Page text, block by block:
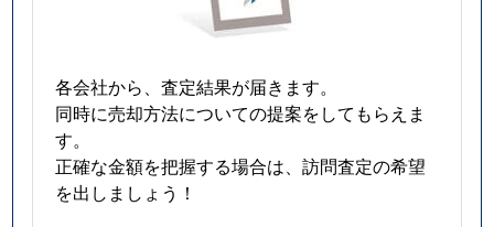
各会社から、査定結果が届きます。
同時に売却方法についての提案をしてもらえま
す。
正確な金額を把握する場合は、訪問査定の希望
を出しましょう！